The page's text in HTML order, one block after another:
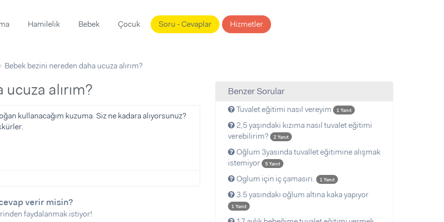
Hamilelik Bebek Çocuk Soru - Cevaplar Hizmetler
Bebek bezini nereden daha ucuza alırım?
alırım?
kullanacağım kuzuma. Siz ne kadara alıyorsunuz?
verir misin?
faydalanmak istiyor!
Benzer Sorular
Tuvalet eğitimi nasıl vereyim 1 Yanıt
2,5 yaşındaki kızıma nasıl tuvalet eğitimi
verebilirim?
2 Yanıt
Oğlum 3yasinda tuvallet eğitimine alışmak
istemiyor
5 Yanıt
Oglum için iç çamasırı. 1 Yanıt
3.5 yasındakı oğlum altına kaka yapıyor
1 Yanıt